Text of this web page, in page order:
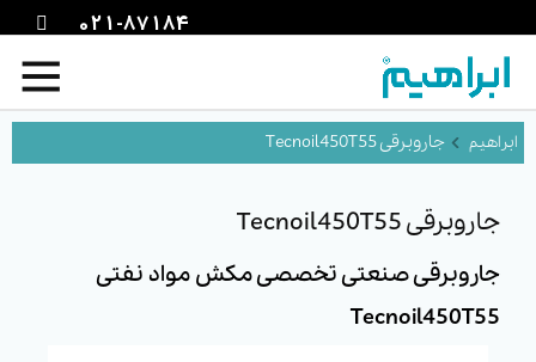
021-87184
جاروبرقی Tecnoil450T55
جاروبرقی Tecnoil450T55
جاروبرقی صنعتی تخصصی مکش مواد نفتی
Tecnoil450T55